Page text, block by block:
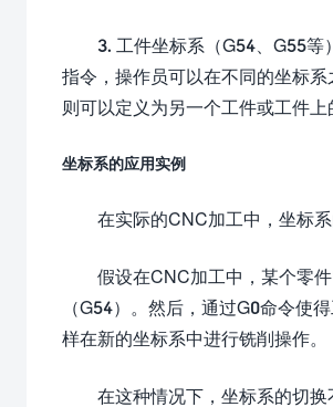
3. 工件坐标系（G54、G55
指令，操作员可以在不同的坐标
则可以定义为另一个工件或工件上
坐标系的应用实例
在实际的CNC加工中，坐标
假设在CNC加工中，某个零
（G54）。然后，通过G0命令使
样在新的坐标系中进行铣削操作。
在这种情况下，坐标系的切